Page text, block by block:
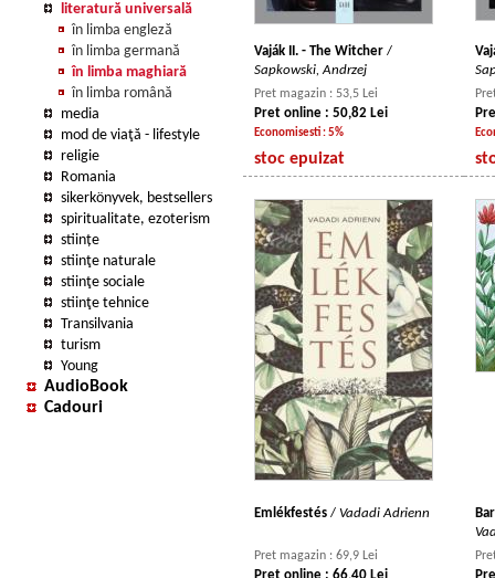
literatură universală
în limba engleză
în limba germană
în limba maghiară
în limba română
media
mod de viaţă - lifestyle
religie
Romania
sikerkönyvek, bestsellers
spiritualitate, ezoterism
stiințe
stiinţe naturale
stiinţe sociale
stiinţe tehnice
Transilvania
turism
Young
AudioBook
Cadouri
Vaják II. - The Witcher /
Sapkowski, Andrzej
Pret magazin : 53,5 Lei
Pret online : 50,82 Lei
Economisesti : 5%
stoc epuizat
Emlékfestés / Vadadi Adrienn
Pret magazin : 69,9 Lei